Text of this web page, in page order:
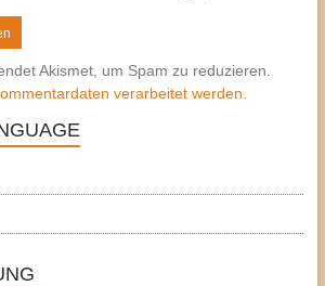
Akismet, um Spam zu reduzieren.
verarbeitet werden.